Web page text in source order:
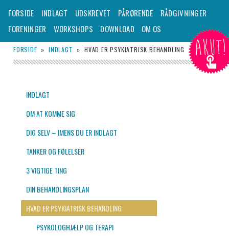
AKUT!
Udskrevet.dk
Hovedmenu
Fortsæt
primært
FORSIDE INDLAGT UDSKREVET PÅRØRENDE
RÅDGIVNINGER
FORENINGER
WORKSHOPS DOWNLOAD OM OS
FORSIDE » INDLAGT » HVAD ER PSYKIATRISK BEHANDLING
INDLAGT
OM AT KOMME SIG
DIG SELV – IMENS DU ER INDLAGT
TANKER OG FØLELSER
3 VIGTIGE TING
DIN BEHANDLINGSPLAN
HVAD ER PSYKIATRISK BEHANDLING
PSYKOLOGHJÆLP OG TERAPI